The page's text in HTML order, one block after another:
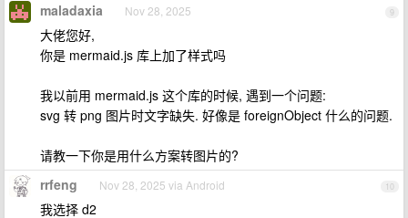
9
maladaxia Nov 28, 2025
大佬您好,
你是 mermaid.js 库上加了样式吗
我以前用 mermaid.js 这个库的时候, 遇到一个问题:
svg 转 png 图片时文字缺失. 好像是 foreignObject 什么的问题.
请教一下你是用什么方案转图片的?
10
rrfeng Nov 28, 2025 via Android
我选择 d2